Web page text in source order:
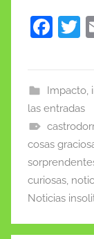
F
e
b
o
o
k
T
Impacto,
las entradas
cosas
curiosas,
Noticias